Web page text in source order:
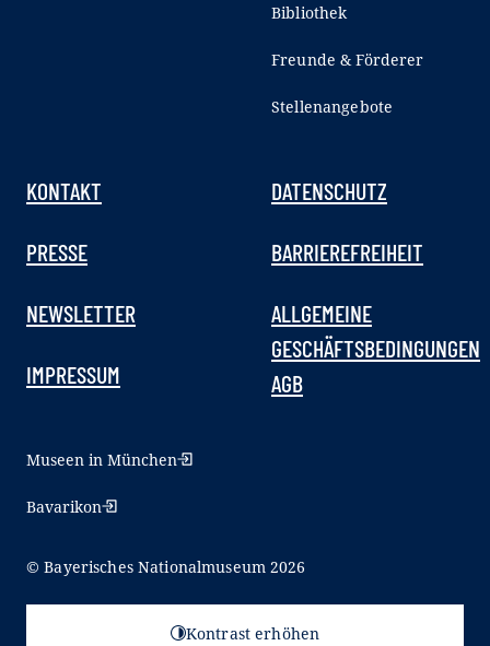
Bibliothek
Freunde & Förderer
Stellenangebote
KONTAKT
PRESSE
NEWSLETTER
IMPRESSUM
DATENSCHUTZ
BARRIEREFREIHEIT
ALLGEMEINE
GESCHÄFTSBEDINGUNGEN
AGB
Museen in München
Bavarikon
© Bayerisches Nationalmuseum 2026
Kontrast erhöhen